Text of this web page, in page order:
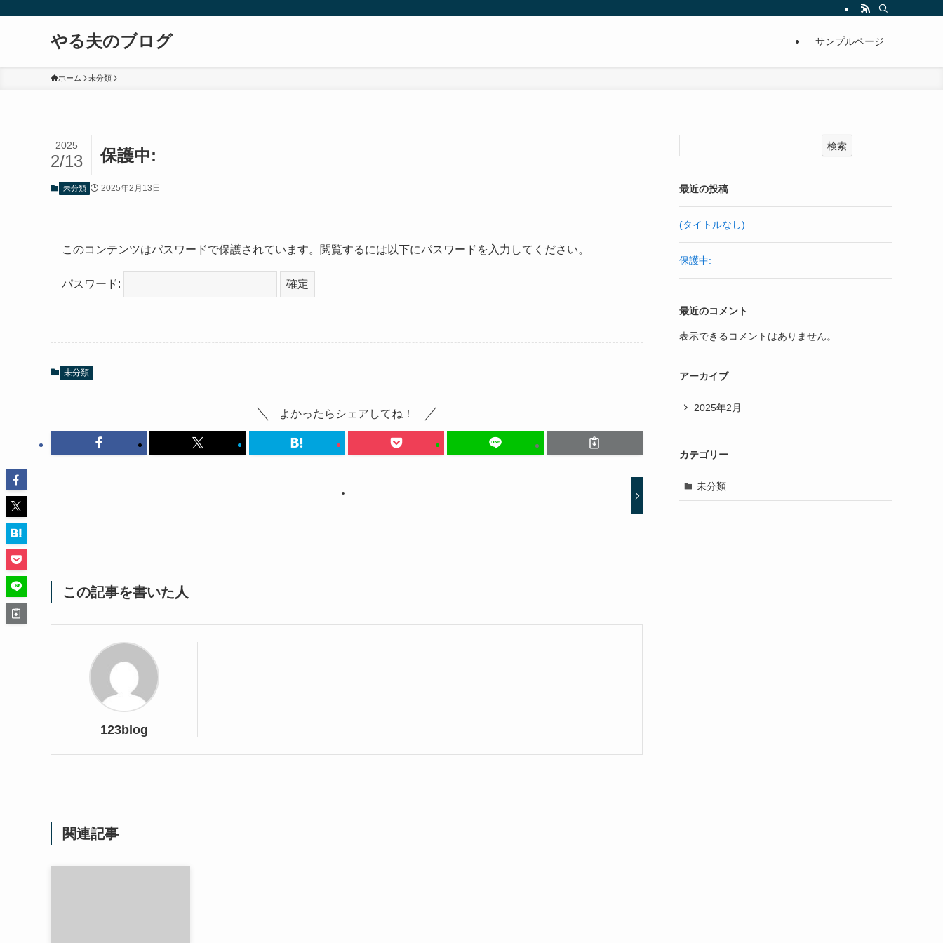
やる夫のブログ サンプルページ
ホーム 未分類
保護中:
2025
2/13
未分類 2025年2月13日
このコンテンツはパスワードで保護されています。閲覧するには以下にパスワードを入力してください。
パスワード:
未分類
よかったらシェアしてね！
この記事を書いた人
123blog
関連記事
検索
最近の投稿
(タイトルなし)
保護中:
最近のコメント
表示できるコメントはありません。
アーカイブ
2025年2月
カテゴリー
未分類